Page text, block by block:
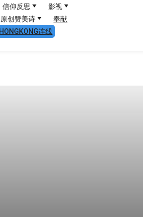
信仰反思
影视
原创赞美诗
奉献
HONGKONG连线